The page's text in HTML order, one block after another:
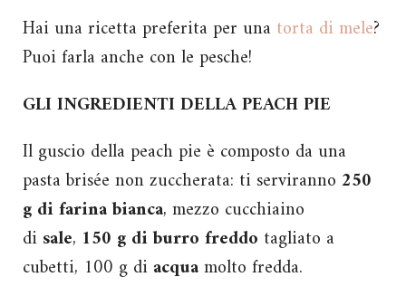
Hai una ricetta preferita per una torta di mele?
Puoi farla anche con le pesche!
GLI INGREDIENTI DELLA PEACH PIE
Il guscio della peach pie è composto da una
pasta brisée non zuccherata: ti serviranno 250
g di farina bianca, mezzo cucchiaino
di sale, 150 g di burro freddo tagliato a
cubetti, 100 g di acquamolto fredda.